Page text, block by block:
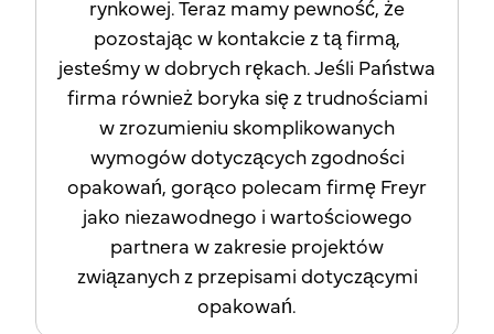
rynkowej. Teraz mamy pewność, że
pozostając w kontakcie z tą firmą,
jesteśmy w dobrych rękach. Jeśli Państwa
firma również boryka się z trudnościami
w zrozumieniu skomplikowanych
wymogów dotyczących zgodności
opakowań, gorąco polecam firmę Freyr
jako niezawodnego i wartościowego
partnera w zakresie projektów
związanych z przepisami dotyczącymi
opakowań.